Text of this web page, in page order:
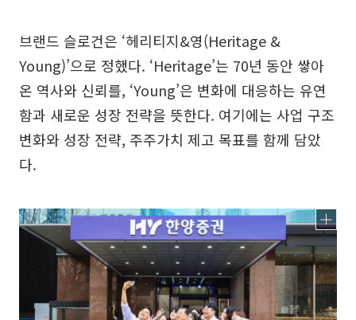
브랜드 슬로건은 ‘헤리티지&영(Heritage &
Young)’으로 정했다. ‘Heritage’는 70년 동안 쌓아
온 역사와 신뢰를, ‘Young’은 변화에 대응하는 유연
함과 새로운 성장 전략을 뜻한다. 여기에는 사업 구조
변화와 성장 전략, 주주가치 제고 목표를 함께 담았
다.